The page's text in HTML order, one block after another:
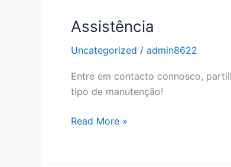
Assistência
Uncategorized / admin8622
Entre em contacto connosco,
tipo de manutenção!
Assistência
Read More »